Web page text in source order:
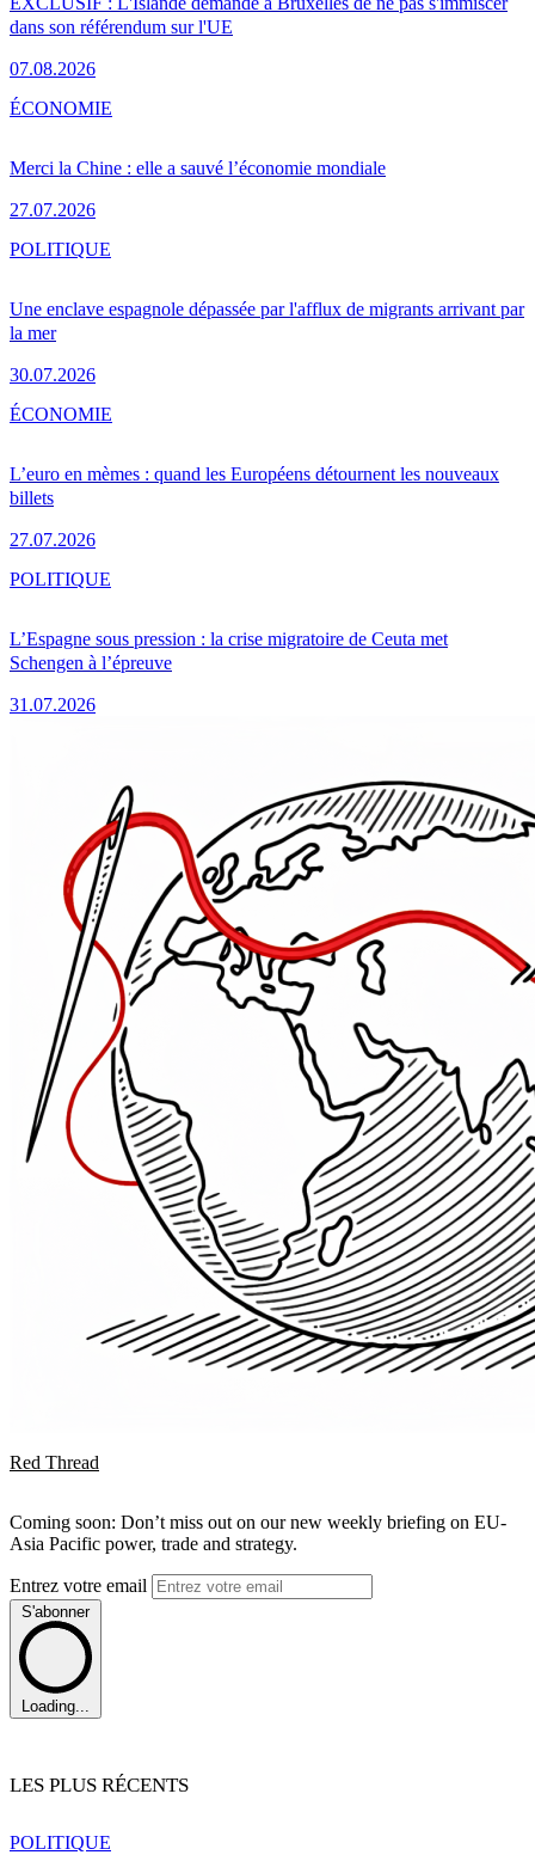
dans son référendum sur l'UE
07.08.2026
Merci la Chine : elle a sauvé l’économie mondiale
27.07.2026
ÉCONOMIE
Une enclave espagnole dépassée par l'afflux de migrants arrivant par
la mer
30.07.2026
POLITIQUE
L’euro en mèmes : quand les Européens détournent les nouveaux
billets
27.07.2026
ÉCONOMIE
L’Espagne sous pression : la crise migratoire de Ceuta met
Schengen à l’épreuve
31.07.2026
POLITIQUE
Red Thread
Coming soon: Don’t miss out on our new weekly briefing on EU-
Asia Pacific power, trade and strategy.
Entrez votre email
S'abonner
Loading...
LES PLUS RÉCENTS
POLITIQUE